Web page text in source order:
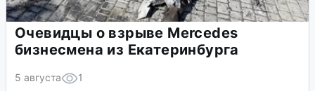
Очевидцы о взрыве Mercedes
бизнесмена из Екатеринбурга
5 августа 1